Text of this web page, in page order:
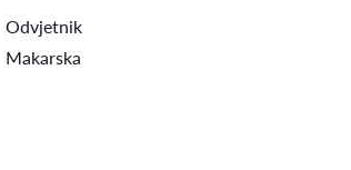
Odvjetnik
Makarska